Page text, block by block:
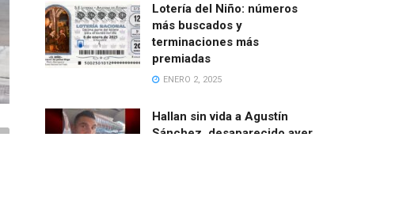
Lotería del Niño: números
más buscados y
terminaciones más
premiadas
ENERO 2, 2025
Hallan sin vida a Agustín
Sánchez, desaparecido ayer